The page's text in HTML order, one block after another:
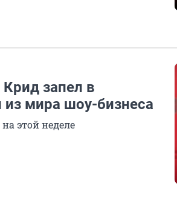
запел в
из мира шоу-бизнеса
этой неделе